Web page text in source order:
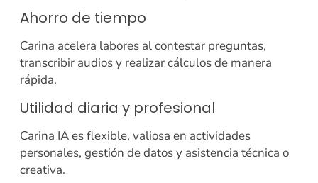
Ahorro de tiempo
Carina acelera labores al contestar preguntas,
transcribir audios y realizar cálculos de manera
rápida.
Utilidad diaria y profesional
Carina IA es flexible, valiosa en actividades
personales, gestión de datos y asistencia técnica o
creativa.